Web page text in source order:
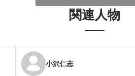
関連人物
小沢仁志